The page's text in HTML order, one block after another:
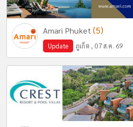
Amari Phuket(5)
Update ภูเก็ต , 07 ส.ค. 69